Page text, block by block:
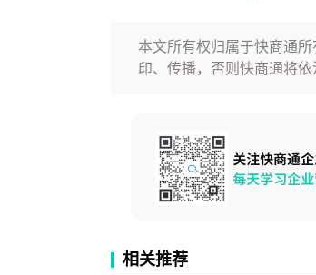
本文所有权归属于快商通
印、传播，否则快商通将依
相关推荐